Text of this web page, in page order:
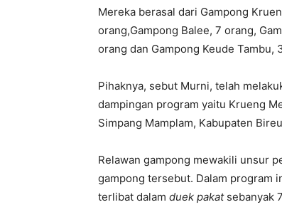
Mereka berasal dari Gampong
orang,Gampong Balee, 7 orang,
orang dan Gampong Keude Tambu,
Pihaknya, sebut Murni, telah
dampingan program yaitu Krueng
Simpang Mamplam, Kabupaten
Relawan gampong mewakili unsur
gampong tersebut. Dalam program
terlibat dalam duek pakatsebanyak